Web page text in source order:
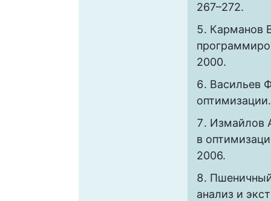
267–272.
Карманов
2000.
Васильев
Измайлов
в
2006.
анализ и